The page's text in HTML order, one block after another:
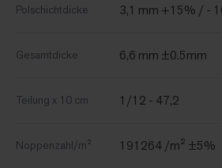
Polschichtdicke 3,1 mm +15% / -
Gesamtdicke 6,6 mm ±0.5mm
Teilung x 10 cm 1/12 - 47,2
Noppenzahl/m² 191264 /m² ±5%